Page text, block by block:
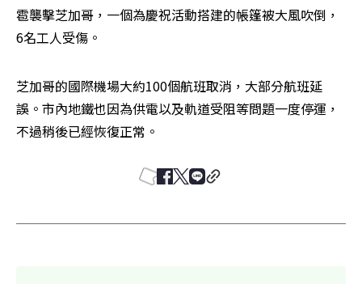
雹襲擊芝加哥，一個為慶祝活動搭建的帳篷被大風吹倒，
6名工人受傷。
芝加哥的國際機場大約100個航班取消，大部分航班延
誤。市內地鐵也因為供電以及軌道受阻等問題一度停運，
不過稍後已經恢復正常。